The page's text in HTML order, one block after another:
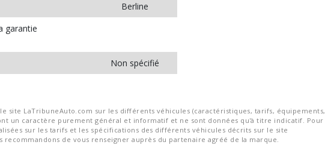
Berline
garantie
Non spécifié
site LaTribuneAuto.com sur les différents véhicules (caractéristiques, tarifs, équipements,
un caractère purement général et informatif et ne sont données qu'à titre indicatif. Pour
sur les tarifs et les spécifications des différents véhicules décrits sur le site
recommandons de vous renseigner auprès du partenaire agréé de la marque.